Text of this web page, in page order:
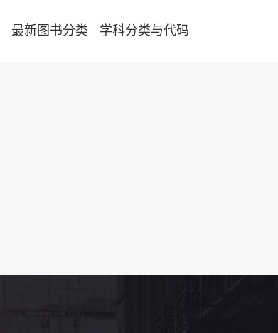
最新图书分类 学科分类与代码